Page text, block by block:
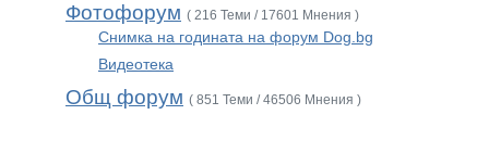
Фотофорум ( 216 Теми / 17601 Мнения )
Снимка на годината на форум Dog.bg
Видеотека
Общ форум ( 851 Теми / 46506 Мнения )